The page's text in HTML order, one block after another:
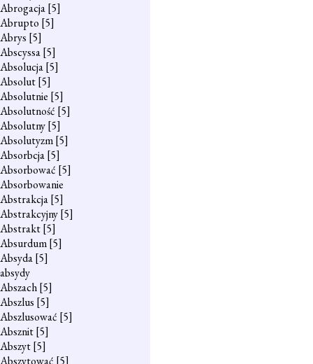
Abrogacja[5]
Abrupto [5]
Abrys [5]
Abscyssa[5]
Absolucja[5]
Absolut[5]
Absolutnie [5]
Absolutność [5]
Absolutny[5]
Absolutyzm[5]
Absorbcja[5]
Absorbować [5]
Absorbowanie
Abstrakcja[5]
Abstrakcyjny[5]
Abstrakt[5]
Absurdum[5]
Absyda[5]
absydy
Abszach[5]
Abszlus [5]
Abszlusować [5]
Absznit[5]
Abszyt[5]
Abszytować [5]